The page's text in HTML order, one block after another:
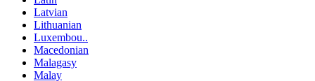
Latvian
Lithuanian
Luxembou..
Macedonian
Malagasy
Malay